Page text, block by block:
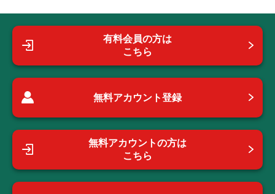
有料会員の方は
こちら
無料アカウント登録
無料アカウントの方は
こちら